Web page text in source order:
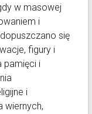
w masowej
i
się
figury i
pamięci i
i
wiernych,